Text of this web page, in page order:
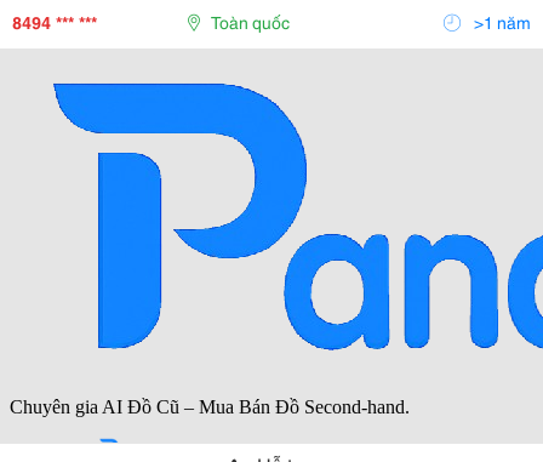
Hoá Đóng Gói Không Bị Biến Chất, Không Bị Hư...
8494 *** *** Toàn quốc >1 năm